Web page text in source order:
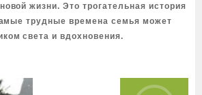
жизни. Это трогательная история
трудные времена семья может
света и вдохновения.